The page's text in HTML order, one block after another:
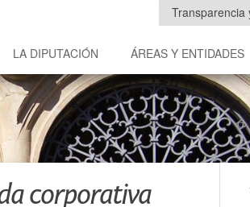
Transparencia
LA DIPUTACIÓN ÁREAS Y ENTIDADES
corporativa